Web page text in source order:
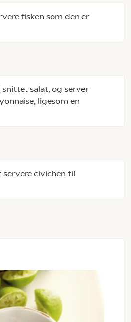
fisken som den er
snittet salat, og server
ligesom en
civichen til